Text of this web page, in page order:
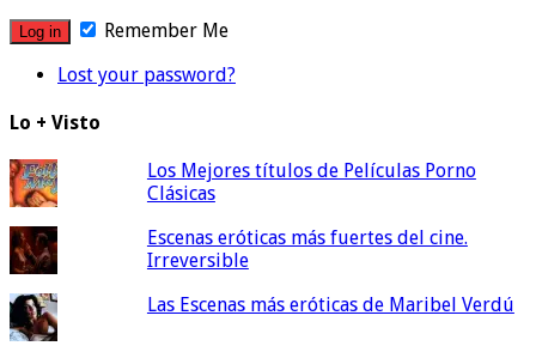
Remember Me
Lost your password?
Lo + Visto
Los Mejores títulos de Películas Porno
Clásicas
Escenas eróticas más fuertes del cine.
Irreversible
Las Escenas más eróticas de Maribel Verdú